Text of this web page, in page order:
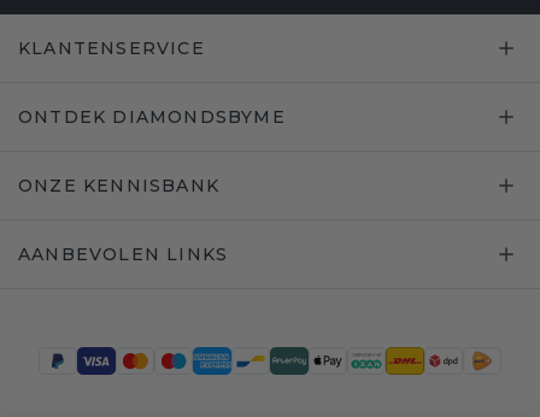
KLANTENSERVICE
ONTDEK DIAMONDSBYME
ONZE KENNISBANK
AANBEVOLEN LINKS